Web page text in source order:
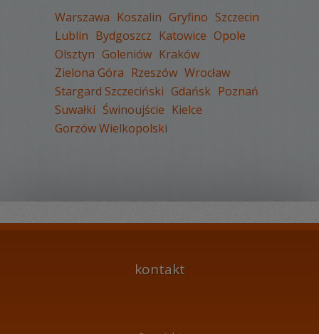
WYŚWIETLEŃ:
1628
KOMENTARZY:0
KOMENTARZY:0
Warszawa Koszalin Gryfino Szczecin
Lublin Bydgoszcz Katowice Opole
Olsztyn Goleniów Kraków
Zielona Góra Rzeszów Wrocław
Stargard Szczeciński Gdańsk Poznań
Suwałki Świnoujście Kielce
Gorzów Wielkopolski
kontakt